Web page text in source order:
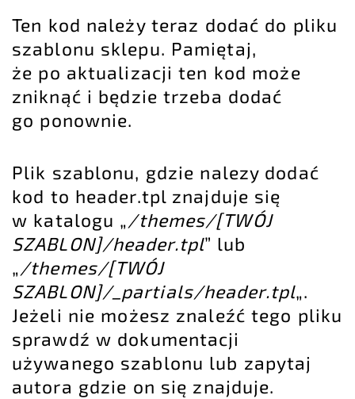
Ten kod należy teraz dodać do pliku
szablonu sklepu. Pamiętaj,
że po aktualizacji ten kod może
zniknąć i będzie trzeba dodać
go ponownie.
Plik szablonu, gdzie nalezy dodać
kod to header.tpl znajduje się
w katalogu „/themes/[TWÓJ
SZABLON]/header.tpl” lub
„/themes/[TWÓJ
SZABLON]/_partials/header.tpl„.
Jeżeli nie możesz znaleźć tego pliku
sprawdź w dokumentacji
używanego szablonu lub zapytaj
autora gdzie on się znajduje.